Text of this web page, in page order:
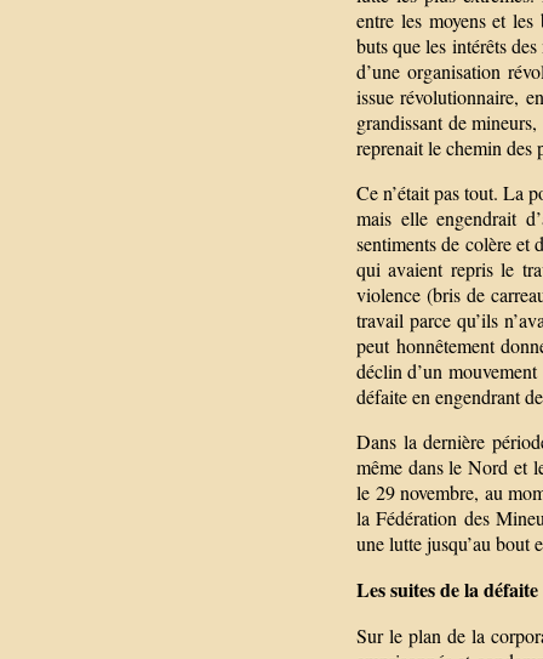
entre les moyens et
buts que les intérêts
d’une organisation
issue révolutionnaire,
grandissant de
reprenait le chemin des
Ce n’était pas tout. La
mais elle engendrait
sentiments de colère et
qui avaient repris le
violence (bris de
travail parce qu’ils
peut honnêtement
déclin d’un
défaite en engendrant
Dans la dernière
même dans le Nord et
le 29 novembre, au
la Fédération des
une lutte jusqu’au bout
Les suites de la défaite
Sur le plan de la